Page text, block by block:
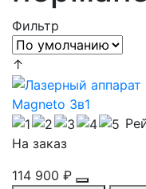
Фильтр
↑
Magneto 3в1
На заказ
114 900 ₽